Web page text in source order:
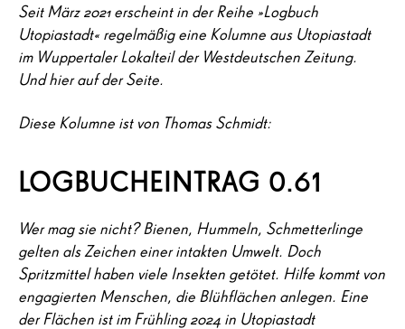
Seit März 2021 erscheint in der Reihe »Logbuch
Utopiastadt« regelmäßig eine Kolumne aus Utopiastadt
im Wuppertaler Lokalteil der Westdeutschen Zeitung.
Und hier auf der Seite.
Diese Kolumne ist von Thomas Schmidt:
LOGBUCHEINTRAG 0.61
Wer mag sie nicht? Bienen, Hummeln, Schmetterlinge
gelten als Zeichen einer intakten Umwelt. Doch
Spritzmittel haben viele Insekten getötet. Hilfe kommt von
engagierten Menschen, die Blühflächen anlegen. Eine
der Flächen ist im Frühling 2024 in Utopiastadt